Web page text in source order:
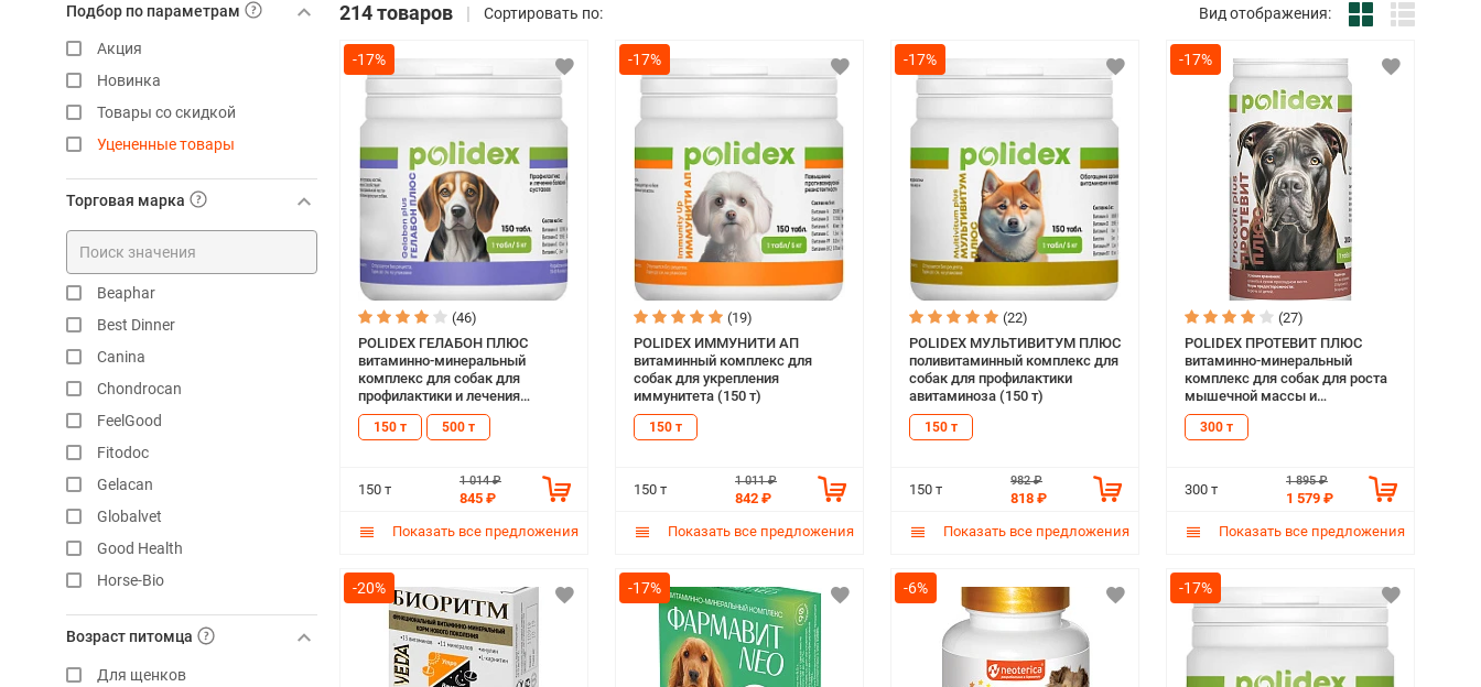
Подбор по параметрам
Акция
Новинка
Товары со скидкой
Уцененные товары
Торговая марка
Beaphar
Best Dinner
Canina
Chondrocan
FeelGood
Fitodoc
Gelacan
Globalvet
Good Health
Horse-Bio
My totem
Polidex
ProPhyto
Возраст питомца
Для щенков
214 товаров Сортировать по: Вид отображения:
-17%
(46)
POLIDEX ГЕЛАБОН ПЛЮС
витаминно-минеральный
комплекс для собак для
профилактики и лечения
заболеваний суставов, костей,
хрящевой и соединительной
150 т 500 т
150 т
1 014 ₽
845 ₽
Показать все предложения
-17%
(19)
POLIDEX ИММУНИТИ АП
витаминный комплекс для
собак для укрепления
иммунитета (150 т)
150 т
150 т
1 011 ₽
842 ₽
Показать все предложения
-17%
(22)
POLIDEX МУЛЬТИВИТУМ ПЛЮС
поливитаминный комплекс для
собак для профилактики
авитаминоза (150 т)
150 т
150 т
982 ₽
818 ₽
Показать все предложения
-17%
(27)
POLIDEX ПРОТЕВИТ ПЛЮС
витаминно-минеральный
комплекс для собак для роста
мышечной массы и
повышения выносливости (300
т)
300 т
300 т
1 895 ₽
1 579 ₽
Показать все предложения
-20% -17% -6% -17%